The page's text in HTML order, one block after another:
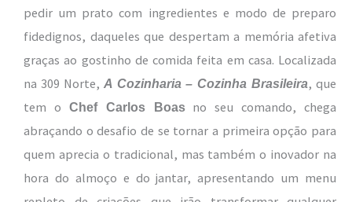
pedir um prato com ingredientes e modo de preparo
fidedignos, daqueles que despertam a memória afetiva
graças ao gostinho de comida feita em casa. Localizada
na 309 Norte, A Cozinharia – Cozinha Brasileira, que
tem o Chef Carlos Boasno seu comando, chega
abraçando o desafio de se tornar a primeira opção para
quem aprecia o tradicional, mas também o inovador na
hora do almoço e do jantar, apresentando um menu